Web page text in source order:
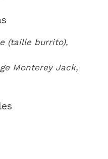
(taille burrito),
Monterey Jack,